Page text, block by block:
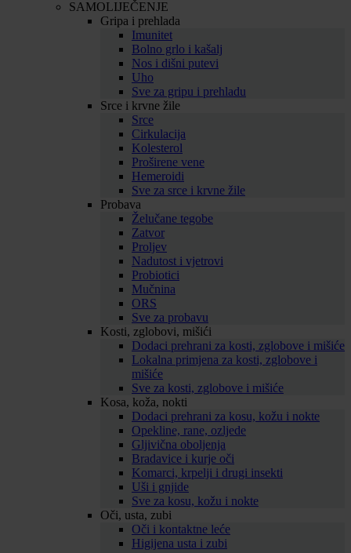
SAMOLIJEČENJE
Gripa i prehlada
Imunitet
Bolno grlo i kašalj
Nos i dišni putevi
Uho
Sve za gripu i prehladu
Srce i krvne žile
Srce
Cirkulacija
Kolesterol
Proširene vene
Hemeroidi
Sve za srce i krvne žile
Probava
Želučane tegobe
Zatvor
Proljev
Nadutost i vjetrovi
Probiotici
Mučnina
ORS
Sve za probavu
Kosti, zglobovi, mišići
Dodaci prehrani za kosti, zglobove i mišiće
Lokalna primjena za kosti, zglobove i
mišiće
Sve za kosti, zglobove i mišiće
Kosa, koža, nokti
Dodaci prehrani za kosu, kožu i nokte
Opekline, rane, ozljede
Gljivična oboljenja
Bradavice i kurje oči
Komarci, krpelji i drugi insekti
Uši i gnjide
Sve za kosu, kožu i nokte
Oči, usta, zubi
Oči i kontaktne leće
Higijena usta i zubi